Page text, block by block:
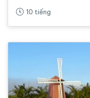
10 tiếng